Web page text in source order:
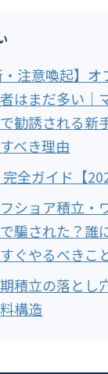
・注意喚起】
はまだ多い｜
勧誘される新
べき理由
全ガイド【
ショア積立・
騙された？誰
ぐやるべきこ
積立の落とし
構造